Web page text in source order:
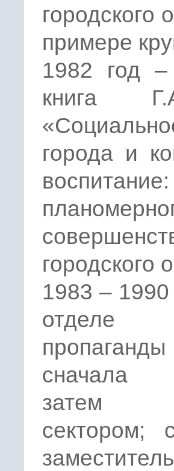
городского
примере
1982 год –
книга
города и
городского
1983 –
отделе
сначала
затем